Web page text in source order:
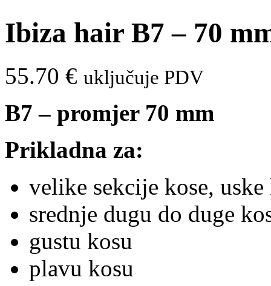
Ibiza hair B7 – 70
55.70 € uključuje PDV
B7 – promjer 70 mm
Prikladna za:
velike sekcije kose,
srednje dugu do duge
gustu kosu
plavu kosu